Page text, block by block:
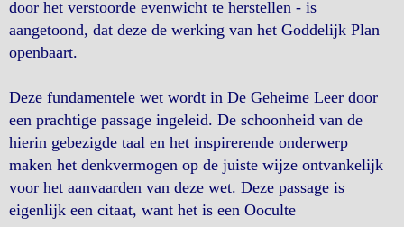
door het verstoorde evenwicht te herstellen - is
aangetoond, dat deze de werking van het Goddelijk Plan
openbaart.
Deze fundamentele wet wordt in De Geheime Leer door
een prachtige passage ingeleid. De schoonheid van de
hierin gebezigde taal en het inspirerende onderwerp
maken het denkvermogen op de juiste wijze ontvankelijk
voor het aanvaarden van deze wet. Deze passage is
eigenlijk een citaat, want het is een Ooculte